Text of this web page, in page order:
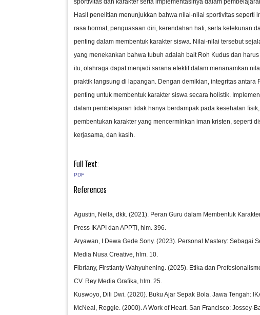
Hasil penelitian menunjukkan bahwa nilai-nilai sportivitas seperti
rasa hormat, penguasaan diri, kerendahan hati, serta ketekunan
penting dalam membentuk karakter siswa. Nilai-nilai tersebut
yang menekankan bahwa tubuh adalah bait Roh Kudus dan
itu, olahraga dapat menjadi sarana efektif dalam menanamkan
praktik langsung di lapangan. Dengan demikian, integritas antara
penting untuk membentuk karakter siswa secara holistik.
dalam pembelajaran tidak hanya berdampak pada kesehatan
pembentukan karakter yang mencerminkan iman kristen, seperti
kerjasama, dan kasih.
Full Text:
PDF
References
Agustin, Nella, dkk. (2021). Peran Guru dalam Membentuk
Press IKAPI dan APPTI, hlm. 396.
Aryawan, I Dewa Gede Sony. (2023). Personal Mastery: Sebagai
Media Nusa Creative, hlm. 10.
Fibriany, Firstianty Wahyuhening. (2025). Etika dan
CV. Rey Media Grafika, hlm. 25.
Kuswoyo, Dili Dwi. (2020). Buku Ajar Sepak Bola. Jawa Tengah:
McNeal, Reggie. (2000). A Work of Heart. San Francisco: Jossey-